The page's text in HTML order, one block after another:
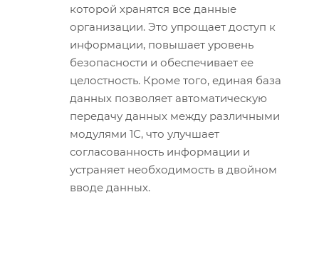
которой хранятся все данные
организации. Это упрощает доступ к
информации, повышает уровень
безопасности и обеспечивает ее
целостность. Кроме того, единая база
данных позволяет автоматическую
передачу данных между различными
модулями 1С, что улучшает
согласованность информации и
устраняет необходимость в двойном
вводе данных.